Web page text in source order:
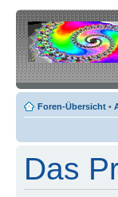
Foren-Übersicht •
Das